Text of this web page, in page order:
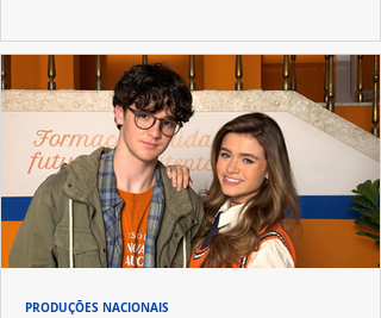
PRODUÇÕES NACIONAIS